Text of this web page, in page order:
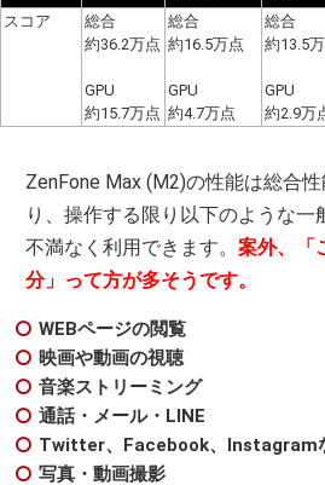
スコア
総合
約36.2万点
GPU
約15.7万点
総合
約16.5万点
GPU
約4.7万点
総合
約13.5
GPU
約2.9万
ZenFone Max (M2)の性能は総合
り、操作する限り以下のような一
不満なく利用できます。案外、「
分」って方が多そうです。
WEBページの閲覧
映画や動画の視聴
音楽ストリーミング
通話・メール・LINE
Twitter、Facebook、Instagram
写真・動画撮影